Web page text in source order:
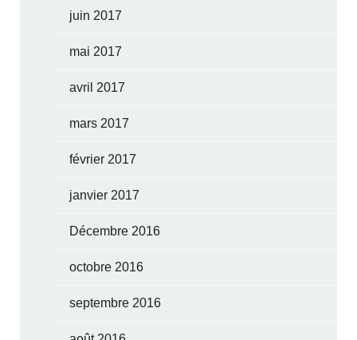
juin 2017
mai 2017
avril 2017
mars 2017
février 2017
janvier 2017
Décembre 2016
octobre 2016
septembre 2016